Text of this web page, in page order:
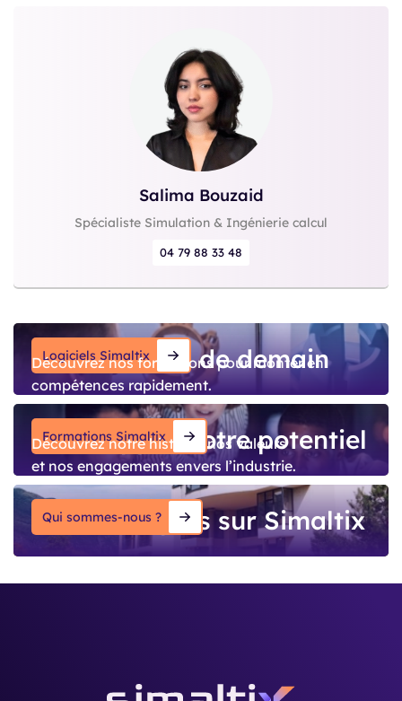
Salima Bouzaid
Spécialiste Simulation & Ingénierie calcul
04 79 88 33 48
Vos outils de demain
Logiciels Simaltix
Développez votre potentiel
Découvrez nos formations pour monter en
compétences rapidement.
Formations Simaltix
En savoir plus sur Simaltix
Découvrez notre histoire, nos valeurs
et nos engagements envers l’industrie.
Qui sommes-nous ?